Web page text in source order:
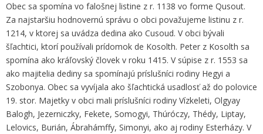
Obec sa spomína vo falošnej listine z r. 1138 vo forme Qusout.
Za najstaršiu hodnovernú správu o obci považujeme listinu z r.
1214, v ktorej sa uvádza dedina ako Cusoud. V obci bývali
šľachtici, ktorí používali prídomok de Kosolth. Peter z Kosolth sa
spomína ako kráľovský človek v roku 1415. V súpise z r. 1553 sa
ako majitelia dediny sa spomínajú príslušníci rodiny Hegyi a
Szobonya. Obec sa vyvíjala ako šľachtická usadlosť až do polovice
19. stor. Majetky v obci mali príslušníci rodiny Vízkeleti, Olgyay
Balogh, Jezerniczky, Fekete, Somogyi, Thúróczy, Thédy, Liptay,
Lelovics, Burián, Ábrahámffy, Simonyi, ako aj rodiny Esterházy. V